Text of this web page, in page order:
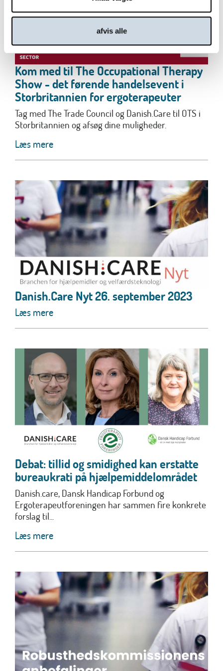
afvis alle
Kom med til The Occupational Therapy
Show - det førende handelsevent i
Storbritannien for ergoterapeuter
Tag med The Trade Council og Danish.Care til OTS i
Storbritannien og afsøg dine muligheder.
Læs mere
Danish.Care Nyt 26. september 2023
Læs mere
Debat: tillid og smidighed kan erstatte
bureaukrati på hjælpemiddelområdet
Danish.care, Dansk Handicap Forbund og
Ergoterapeutforeningen har sammen fire konkrete
forslag til...
Læs mere